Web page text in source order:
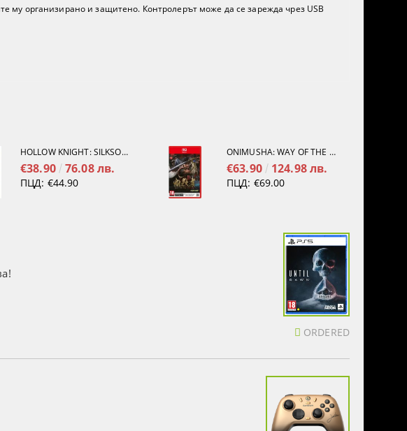
му организирано и защитено. Контролерът може да се зарежда чрез USB
HOLLOW KNIGHT: SILKSONG [PS5]
€38.90 76.08 лв.
ПЦД: €44.90
ONIMUSHA: WAY OF THE SWORD [NINTENDO SWITCH 2]
€63.90 124.98 лв.
ПЦД: €69.00
ORDERED